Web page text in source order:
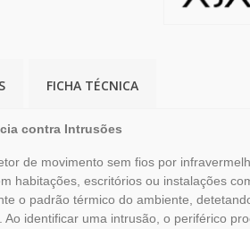
FICHA TÉCNICA
contra Intrusões
de movimento sem fios por
habitações, escritórios ou instalações
o padrão térmico do ambiente,
identificar uma intrusão, o periférico